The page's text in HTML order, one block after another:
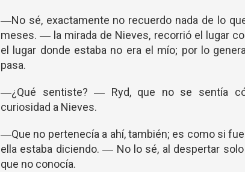
―No sé, exactamente no recuerdo nada de lo
meses. ― la mirada de Nieves, recorrió el lugar
el lugar donde estaba no era el mío; por lo
pasa.
―¿Qué sentiste? ― Ryd, que no se sentía
curiosidad a Nieves.
―Que no pertenecía a ahí, también; es como si
ella estaba diciendo. ― No lo sé, al despertar
que no conocía.